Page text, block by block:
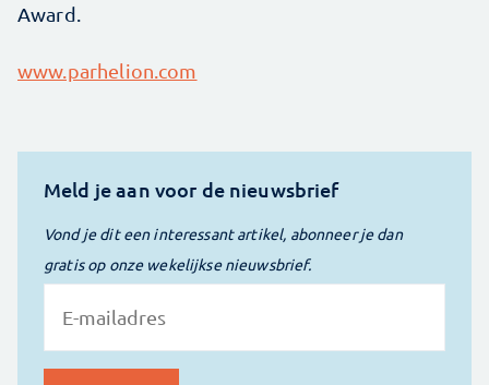
Award.
www.parhelion.com
Meld je aan voor de nieuwsbrief
Vond je dit een interessant artikel, abonneer je dan
gratis op onze wekelijkse nieuwsbrief.